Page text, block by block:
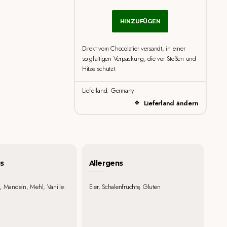
HINZUFÜGEN
Direkt vom Chocolatier versandt, in einer
sorgfältigen Verpackung, die vor Stößen und
Hitze schützt.
Lieferland: Germany
Lieferland ändern
Mandeln, Mehl, Vanille.
Allergens
Eier, Schalenfrüchte, Gluten